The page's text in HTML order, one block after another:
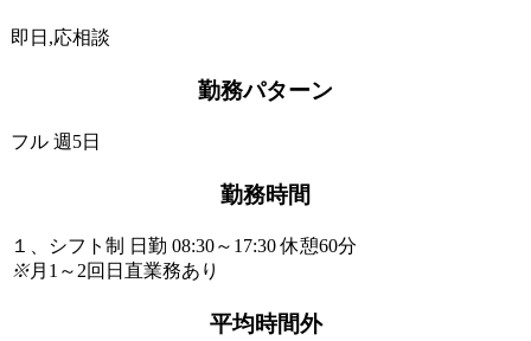
即日,応相談
勤務パターン
フル 週5日
勤務時間
１、シフト制 日勤 08:30～17:30 休憩60分
※月1～2回日直業務あり
平均時間外